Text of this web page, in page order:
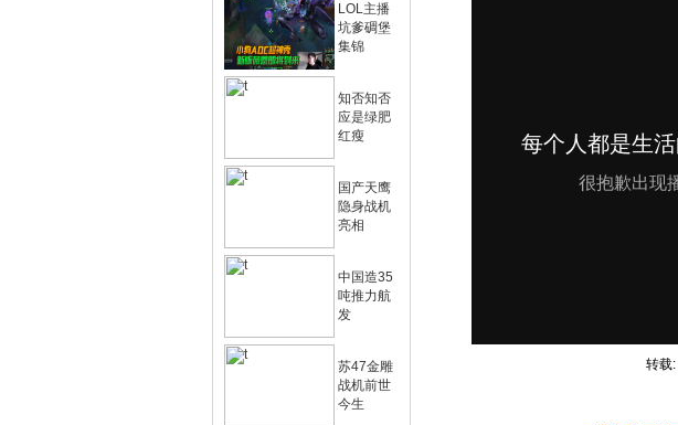
LOL主播
坑爹碉堡
集锦
知否知否
应是绿肥
红瘦
国产天鹰
隐身战机
亮相
中国造35
吨推力航
发
苏47金雕
战机前世
今生
转载: